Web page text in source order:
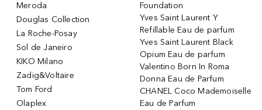
Meroda
Douglas Collection
La Roche-Posay
Sol de Janeiro
KIKO Milano
Zadig&Voltaire
Tom Ford
Olaplex
Foundation
Yves Saint Laurent Y
Refillable Eau de parfum
Yves Saint Laurent Black
Opium Eau de parfum
Valentino Born In Roma
Donna Eau de Parfum
CHANEL Coco Mademoiselle
Eau de Parfum